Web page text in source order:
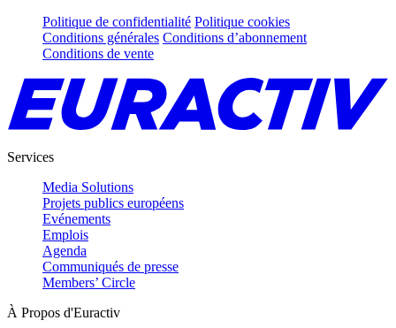
Politique de confidentialité Politique cookies
Conditions générales Conditions d’abonnement
Conditions de vente
Services
Media Solutions
Projets publics européens
Evénements
Emplois
Agenda
Communiqués de presse
Members’ Circle
À Propos d'Euractiv